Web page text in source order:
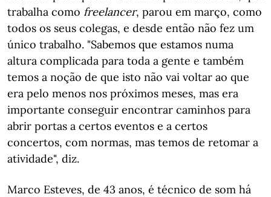
trabalha como freelancer, parou em março, como
todos os seus colegas, e desde então não fez um
único trabalho. "Sabemos que estamos numa
altura complicada para toda a gente e também
temos a noção de que isto não vai voltar ao que
era pelo menos nos próximos meses, mas era
importante conseguir encontrar caminhos para
abrir portas a certos eventos e a certos
concertos, com normas, mas temos de retomar a
atividade", diz.
Marco Esteves, de 43 anos, é técnico de som há